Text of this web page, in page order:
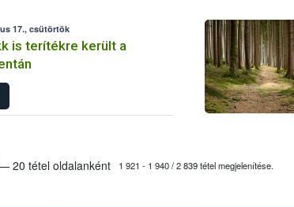
17., csütörtök
is terítékre került a
20 tétel oldalanként 1 921 - 1 940 / 2 839 tétel megjelenítése.